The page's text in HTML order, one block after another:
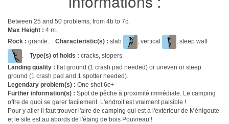
Between 25 and 50 problems, from 4b to 7c.
Max Height : 4 m.
Rock : granite. Characteristic(s) : slab , vertical
, steep wall
. Type(s) of holds : cracks, slopers.
Landing quality : flat ground (1 crash pad needed) or uneven or steep
ground (1 crash pad and 1 spotter needed).
Legendary problem(s) : One shot 6c+
Further information(s) : Spot de pêche à proximité immédiate. Le camping
offre de quoi se garer facilement. L'endroit est vraiment paisible !
Pour y aller il faut trouver l'aire de camping qui est à l'extérieur de Ménigoute
et le site est au abords de l'étang de bois Pouvreau !